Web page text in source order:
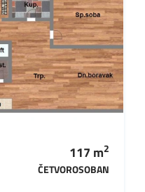
117 m2
ČETVOROSOBAN